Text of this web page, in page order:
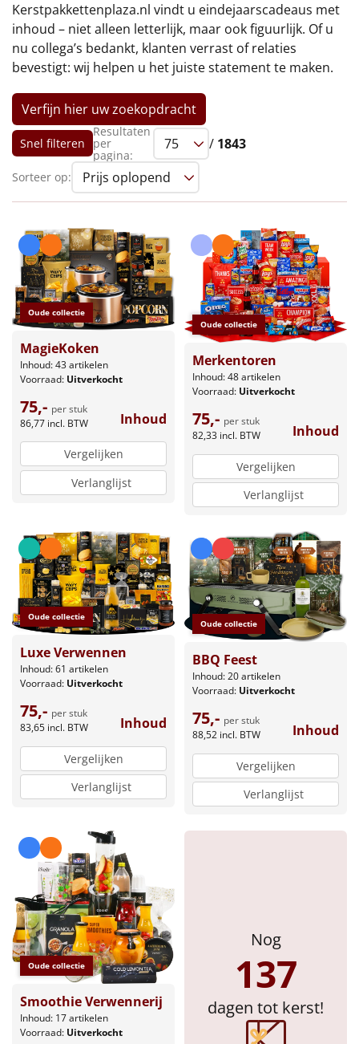
Thema
Origineel
Rituals
Luxe
Mannen
Vrouwen
Duurzaam
Leuke
Goedkope
Uniek
Alle thema's
Artikel
Hitster NIEUW
Tas
Wake up light
NIEUW
Borrelplank
Warmtekussen
Slowcooker
Noodradio NIEUW
Deken (fleece plaid)
Overige
Ideeën
Personeel
Doe het zelf
Sinterklaaspakketten
Kerstpakkettenplaza.nl vindt u eindejaarscadeaus met
inhoud – niet alleen letterlijk, maar ook figuurlijk. Of u
nu collega’s bedankt, klanten verrast of relaties
bevestigt: wij helpen u het juiste statement te maken.
Verfijn hier uw zoekopdracht
Snel filteren
Resultaten
per
pagina:
/ 1843
Sorteer op:
Oude collectie
MagieKoken
Inhoud: 43 artikelen
Voorraad: Uitverkocht
75,- per stuk
86,77 incl. BTW Inhoud
Vergelijken
Verlanglijst
Oude collectie
Merkentoren
Inhoud: 48 artikelen
Voorraad: Uitverkocht
75,- per stuk
82,33 incl. BTW Inhoud
Vergelijken
Verlanglijst
Oude collectie
Luxe Verwennen
Inhoud: 61 artikelen
Voorraad: Uitverkocht
75,- per stuk
83,65 incl. BTW Inhoud
Vergelijken
Verlanglijst
Oude collectie
BBQ Feest
Inhoud: 20 artikelen
Voorraad: Uitverkocht
75,- per stuk
88,52 incl. BTW Inhoud
Vergelijken
Verlanglijst
Oude collectie
Smoothie Verwennerij
Inhoud: 17 artikelen
Voorraad: Uitverkocht
Nog
137
dagen tot kerst!